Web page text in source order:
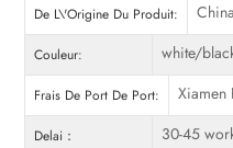
De L\'Origine Du Produit: China
Couleur: white/
Frais De Port De Port: Xiamen
Delai： 30-45